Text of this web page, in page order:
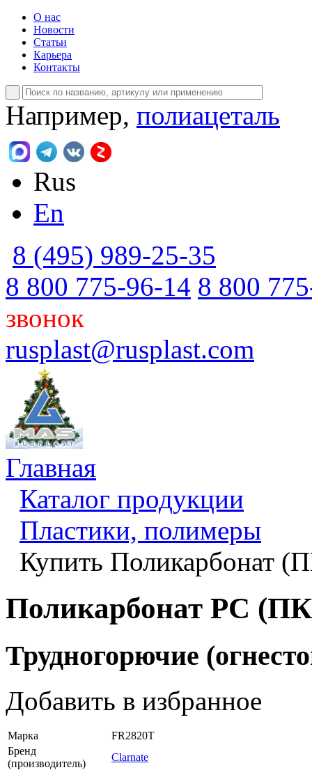
О нас
Новости
Статьи
Карьера
Контакты
Например, полиацеталь
Rus
En
8 (495) 989-25-35
8 800 775-96-14 8 800
звонок
rusplast@rusplast.com
Главная
Каталог продукции
Пластики, полимеры
Купить Поликарбонат
Поликарбонат PC
Трудногорючие
Добавить в избранное
Марка
FR2820T
Бренд
(производитель)
Clarnate